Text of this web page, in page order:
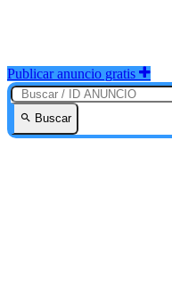
Publicar anuncio gratis
Buscar